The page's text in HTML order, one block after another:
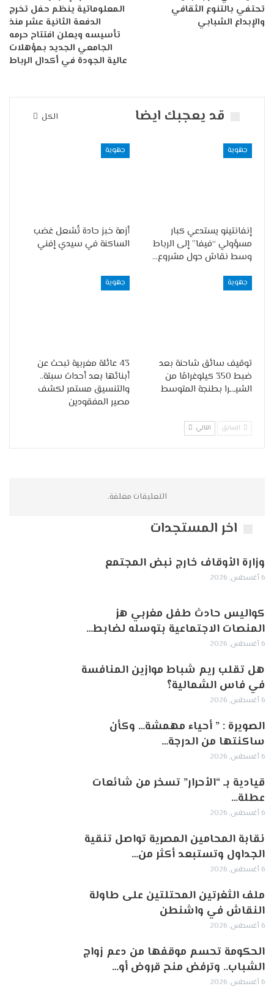
تحتفي بالتنوع الثقافي
والإبداع الشبابي
المعلوماتية ينظم حفل تخرج
الدفعة الثانية عشر منذ
تأسيسه ويعلن افتتاح حرمه
الجامعي الجديد بمؤهلات
عالية الجودة في أكدال الرباط
الكل قد يعجبك ايضا
جهوية
إنفانتينو يستدعي كبار
مسؤولي “فيفا” إلى الرباط
وسط نقاش حول مشروع…
جهوية
أزمة خبز حادة تُشعل غضب
الساكنة في سيدي إفني
جهوية
توقيف سائق شاحنة بعد
ضبط 350 كيلوغرامًا من
الشيـ.ـرا بطنجة المتوسط
جهوية
43 عائلة مغربية تبحث عن
أبنائها بعد أحداث سبتة..
والتنسيق مستمر لكشف
مصير المفقودين
السابق التالي
التعليقات مغلقة.
اخر المستجدات
وزارة الأوقاف خارج نبض المجتمع
6 أغسطس, 2026
كواليس حادث طفل مغربي هز
المنصات الاجتماعية بتوسله لضابط…
6 أغسطس, 2026
هل تقلب ريم شباط موازين المنافسة
في فاس الشمالية؟
6 أغسطس, 2026
الصويرة : ” أحياء مهمشة… وكأن
ساكنتها من الدرجة…
6 أغسطس, 2026
قيادية بـ “الأحرار” تسخر من شائعات
عطلة…
6 أغسطس, 2026
نقابة المحامين المصرية تواصل تنقية
الجداول وتستبعد أكثر من…
6 أغسطس, 2026
ملف الثغرتين المحتلتين على طاولة
النقاش في واشنطن
6 أغسطس, 2026
الحكومة تحسم موقفها من دعم زواج
الشباب.. وترفض منح قروض أو…
6 أغسطس, 2026